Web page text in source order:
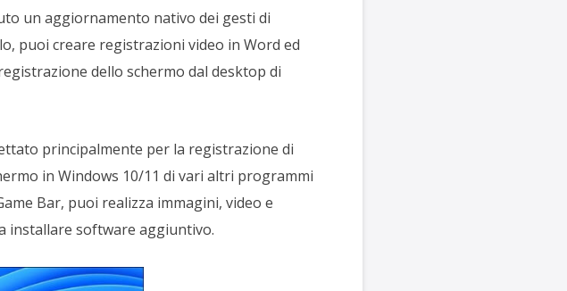
un aggiornamento nativo dei gesti di
puoi creare registrazioni video in Word ed
dello schermo dal desktop di
principalmente per la registrazione di
in Windows 10/11 di vari altri programmi
Bar, puoi realizza immagini, video e
installare software aggiuntivo.